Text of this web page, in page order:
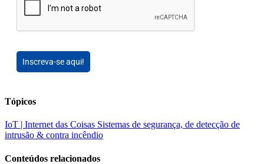
Inscreva-se aqui!
Tópicos
IoT | Internet das Coisas Sistemas de segurança, de detecção de
intrusão & contra incêndio
Conteúdos relacionados